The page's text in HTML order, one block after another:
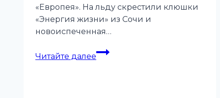
«Европея». На льду скрестили клюшки
«Энергия жизни» из Сочи и
новоиспеченная…
Читайте далее
В
Краснодаре